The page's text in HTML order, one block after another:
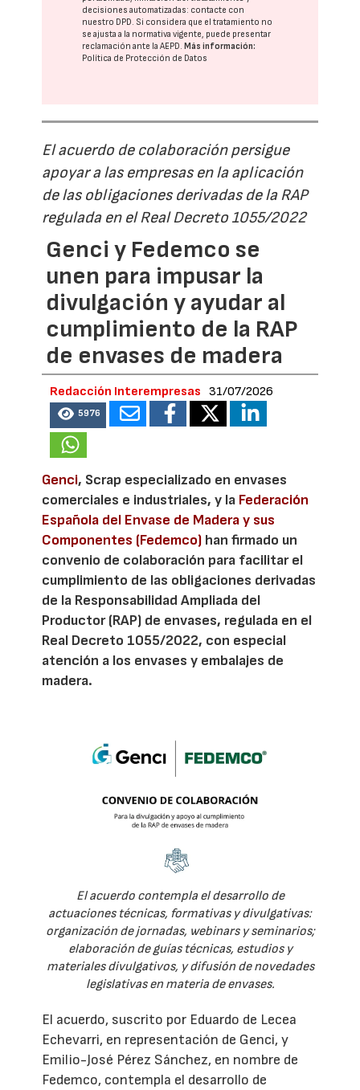
decisiones automatizadas: contacte con
nuestro DPD. Si considera que el tratamiento no
se ajusta a la normativa vigente, puede presentar
reclamación ante laAEPD. Más información:
Política de Protección de Datos
El acuerdo de colaboración persigue
apoyar a las empresas en la aplicación
de las obligaciones derivadas de la RAP
regulada en el Real Decreto 1055/2022
Genci y Fedemco se
unen para impusar la
divulgación y ayudar al
cumplimiento de la RAP
de envases de madera
Redacción Interempresas 31/07/2026
5976
Genci, Scrap especializado en envases
comerciales e industriales, y la Federación
Española del Envase de Madera y sus
Componentes (Fedemco) han firmado un
convenio de colaboración para facilitar el
cumplimiento de las obligaciones derivadas
de la Responsabilidad Ampliada del
Productor (RAP) de envases, regulada en el
Real Decreto 1055/2022, con especial
atención a los envases y embalajes de
madera.
El acuerdo contempla el desarrollo de
actuaciones técnicas, formativas y divulgativas:
organización de jornadas, webinars y seminarios;
elaboración de guías técnicas, estudios y
materiales divulgativos, y difusión de novedades
legislativas en materia de envases.
El acuerdo, suscrito por Eduardo de Lecea
Echevarri, en representación de Genci, y
Emilio-José Pérez Sánchez, en nombre de
Fedemco, contempla el desarrollo de